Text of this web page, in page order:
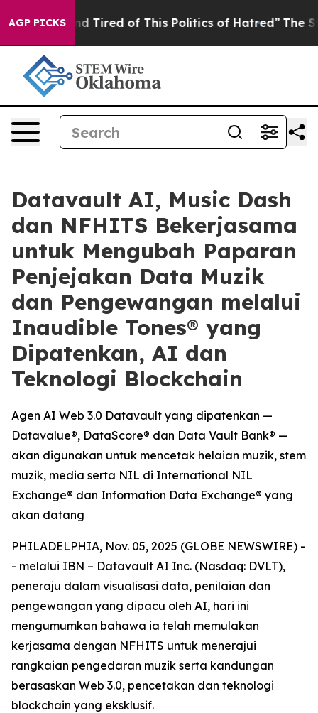
AGP PICKS
and Tired of This Politics of Hatred” The Story
Datavault AI, Music Dash
dan NFHITS Bekerjasama
untuk Mengubah Paparan
Penjejakan Data Muzik
dan Pengewangan melalui
Inaudible Tones® yang
Dipatenkan, AI dan
Teknologi Blockchain
Agen AI Web 3.0 Datavault yang dipatenkan —
Datavalue®, DataScore® dan Data Vault Bank® —
akan digunakan untuk mencetak helaian muzik, stem
muzik, media serta NIL di International NIL
Exchange® dan Information Data Exchange® yang
akan datang
PHILADELPHIA, Nov. 05, 2025 (GLOBE NEWSWIRE) -
- melalui IBN – Datavault AI Inc. (Nasdaq: DVLT),
peneraju dalam visualisasi data, penilaian dan
pengewangan yang dipacu oleh AI, hari ini
mengumumkan bahawa ia telah memulakan
kerjasama dengan NFHITS untuk menerajui
rangkaian pengedaran muzik serta kandungan
berasaskan Web 3.0, pencetakan dan teknologi
blockchain yang eksklusif.